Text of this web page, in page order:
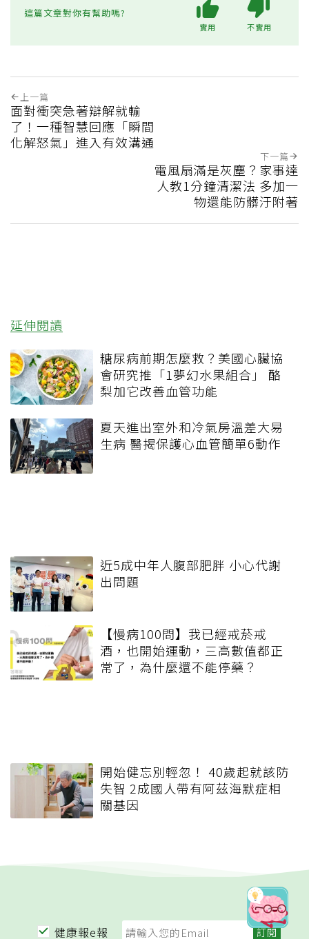
這篇文章對你有幫助嗎?
實用 不實用
上一篇
面對衝突急著辯解就輸
了！一種智慧回應「瞬間
化解怒氣」進入有效溝通
下一篇
電風扇滿是灰塵？家事達
人教1分鐘清潔法 多加一
物還能防髒汙附著
延伸閱讀
糖尿病前期怎麼救？美國心臟協
會研究推「1夢幻水果組合」 酪
梨加它改善血管功能
夏天進出室外和冷氣房溫差大易
生病 醫揭保護心血管簡單6動作
近5成中年人腹部肥胖 小心代謝
出問題
【慢病100問】我已經戒菸戒
酒，也開始運動，三高數值都正
常了，為什麼還不能停藥？
開始健忘別輕忽！ 40歲起就該防
失智 2成國人帶有阿茲海默症相
關基因
健康報e報